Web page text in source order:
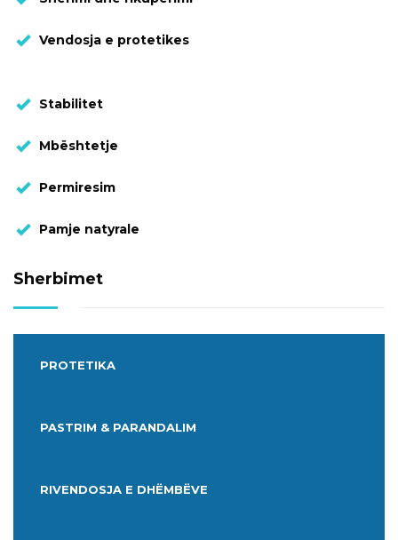
Vendosja e protetikes
Stabilitet
Mbështetje
Permiresim
Pamje natyrale
Sherbimet
PROTETIKA
PASTRIM & PARANDALIM
RIVENDOSJA E DHËMBËVE